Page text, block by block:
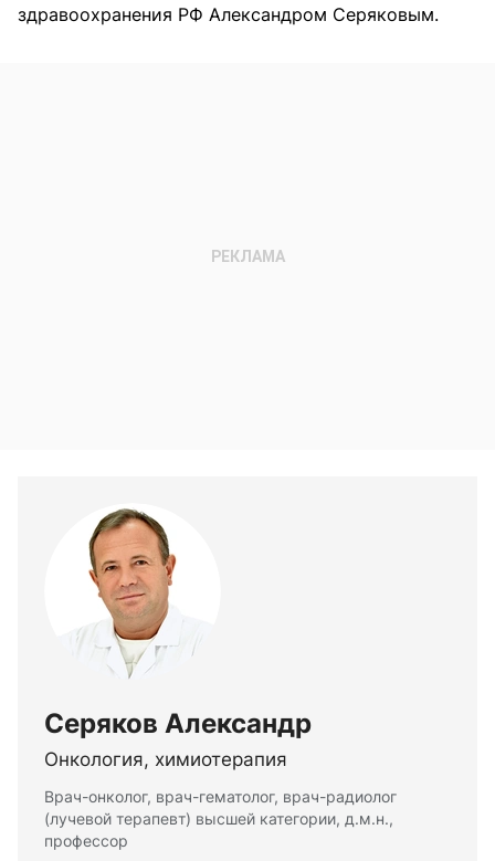
здравоохранения РФ Александром Серяковым.
Серяков Александр
Онкология, химиотерапия
Врач-онколог, врач-гематолог, врач-радиолог
(лучевой терапевт) высшей категории, д.м.н.,
профессор